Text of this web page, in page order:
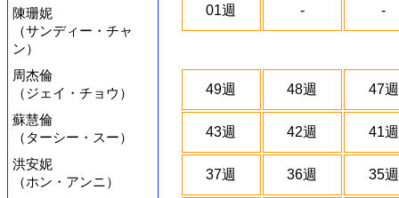
陳珊妮
（サンディー・チャ
ン）
周杰倫
（ジェイ・チョウ）
蘇慧倫
（ターシー・スー）
洪安妮
（ホン・アンニ）
01週 - -
49週 48週 47週
43週 42週 41週
37週 36週 35週